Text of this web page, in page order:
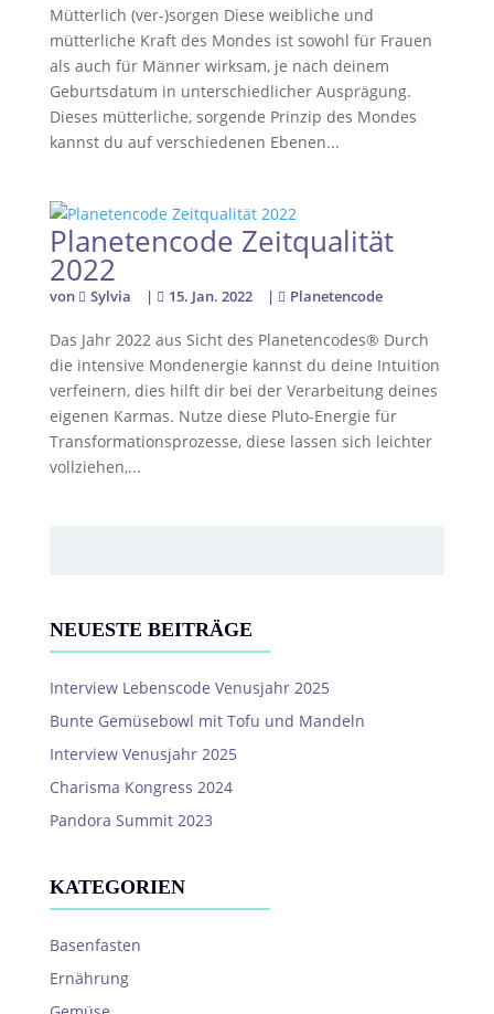
Mütterlich (ver-)sorgen Diese weibliche und
mütterliche Kraft des Mondes ist sowohl für Frauen
als auch für Männer wirksam, je nach deinem
Geburtsdatum in unterschiedlicher Ausprägung.
Dieses mütterliche, sorgende Prinzip des Mondes
kannst du auf verschiedenen Ebenen...
Planetencode Zeitqualität
2022
von Sylvia | 15. Jan. 2022 | Planetencode
Das Jahr 2022 aus Sicht des Planetencodes® Durch
die intensive Mondenergie kannst du deine Intuition
verfeinern, dies hilft dir bei der Verarbeitung deines
eigenen Karmas. Nutze diese Pluto-Energie für
Transformationsprozesse, diese lassen sich leichter
vollziehen,...
NEUESTE BEITRÄGE
Interview Lebenscode Venusjahr 2025
Bunte Gemüsebowl mit Tofu und Mandeln
Interview Venusjahr 2025
Charisma Kongress 2024
Pandora Summit 2023
KATEGORIEN
Basenfasten
Ernährung